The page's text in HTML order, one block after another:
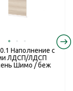
Наполнение с
ЛДСП/ЛДСП
Шимо / беж